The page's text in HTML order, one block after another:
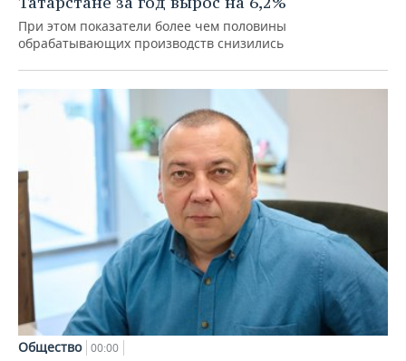
При этом показатели более чем половины
обрабатывающих производств снизились
Общество 00:00